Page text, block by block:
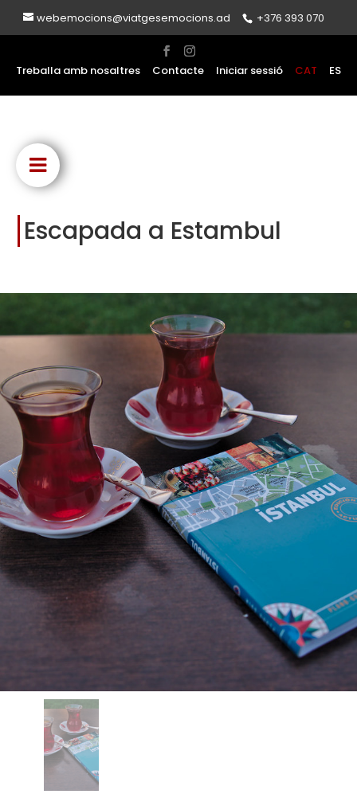
webemocions@viatgesemocions.ad +376 393 070
Treballa amb nosaltres Contacte Iniciar sessió CAT ES
Escapada a Estambul